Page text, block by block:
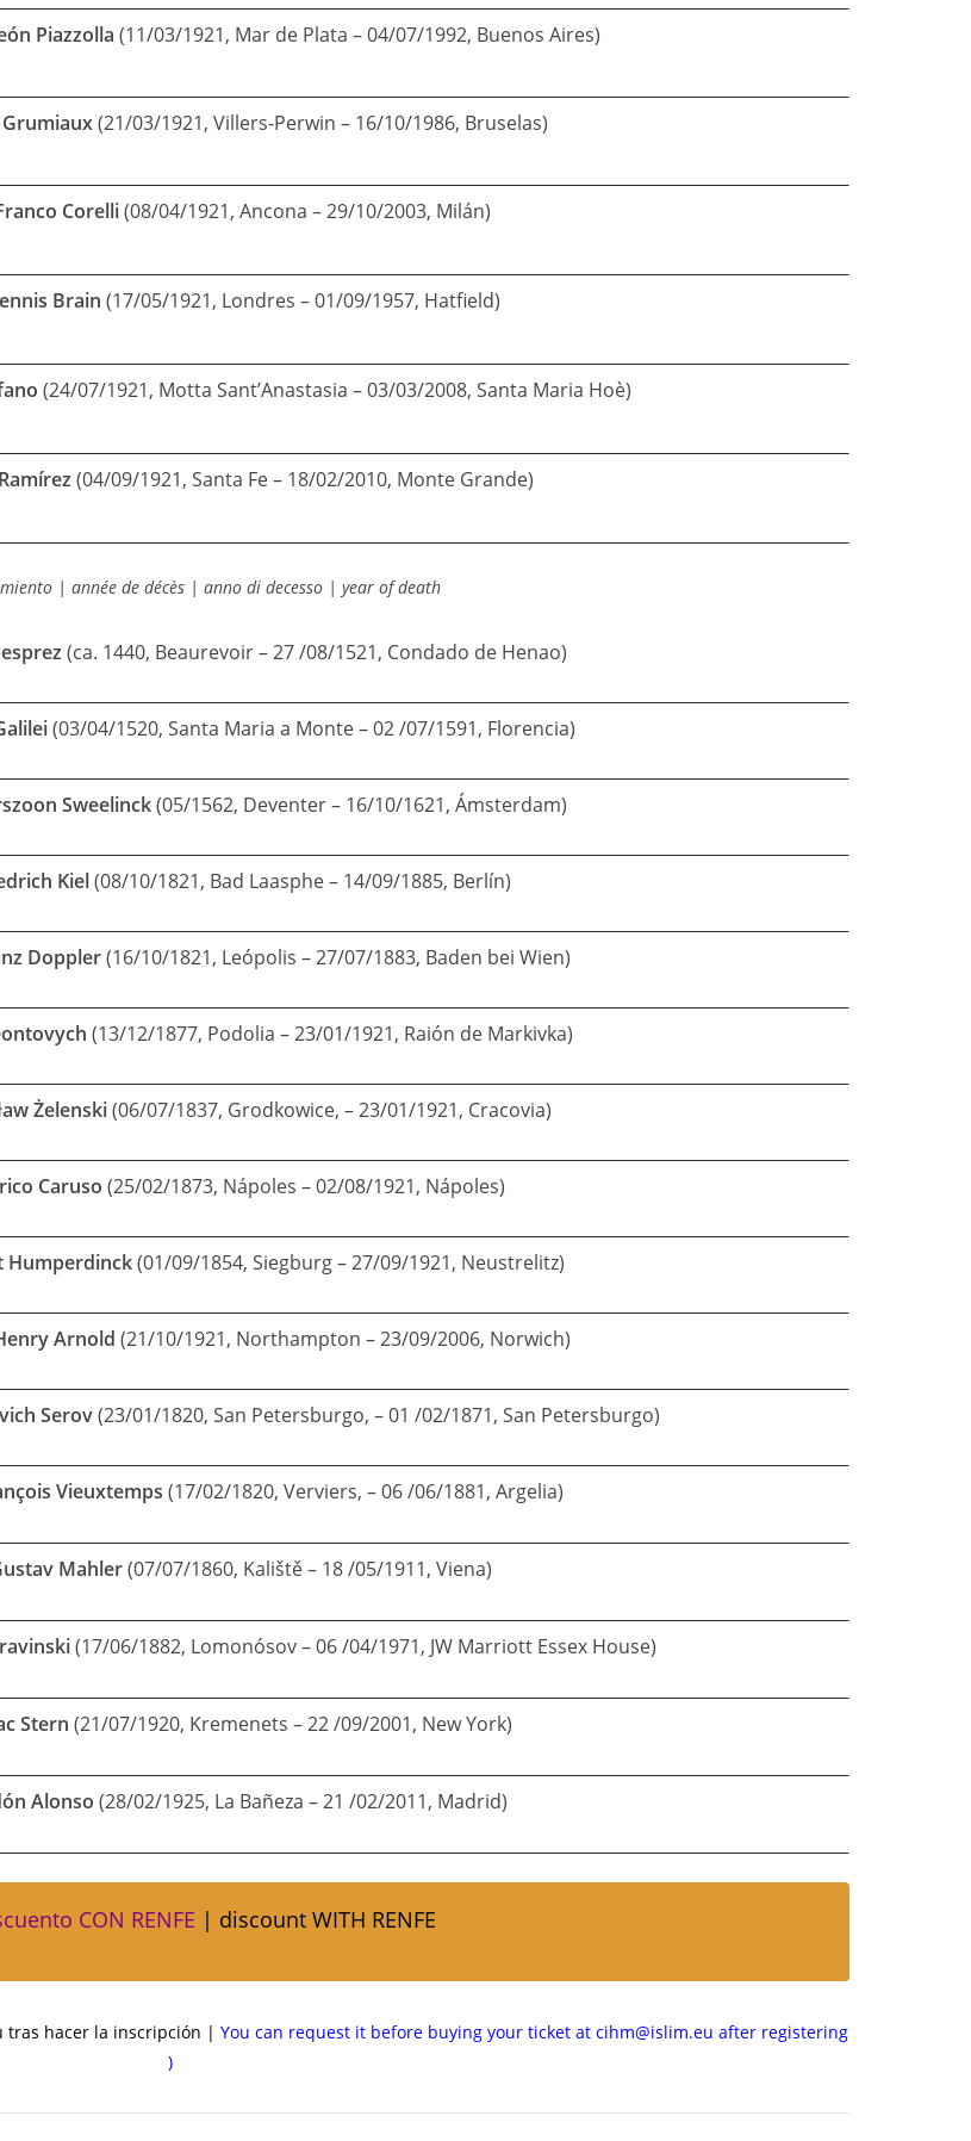
Piazzolla (11/03/1921, Mar de Plata – 04/07/1992, Buenos Aires)
(21/03/1921, Villers-Perwin – 16/10/1986, Bruselas)
Corelli(08/04/1921, Ancona – 29/10/2003, Milán)
Brain (17/05/1921, Londres – 01/09/1957, Hatfield)
(24/07/1921, Motta Sant’Anastasia – 03/03/2008, Santa Maria Hoè)
(04/09/1921, Santa Fe – 18/02/2010, Monte Grande)
| année de décès | anno di decesso | year of death
(ca. 1440, Beaurevoir – 27 /08/1521, Condado de Henao)
(03/04/1520, Santa Maria a Monte – 02 /07/1591, Florencia)
Sweelinck(05/1562, Deventer – 16/10/1621, Ámsterdam)
Kiel(08/10/1821, Bad Laasphe – 14/09/1885, Berlín)
Doppler(16/10/1821, Leópolis – 27/07/1883, Baden bei Wien)
(13/12/1877, Podolia – 23/01/1921, Raión de Markivka)
Żelenski(06/07/1837, Grodkowice, – 23/01/1921, Cracovia)
Caruso (25/02/1873, Nápoles – 02/08/1921, Nápoles)
Humperdinck(01/09/1854, Siegburg – 27/09/1921, Neustrelitz)
Arnold (21/10/1921, Northampton – 23/09/2006, Norwich)
Serov(23/01/1820, San Petersburgo, – 01 /02/1871, San Petersburgo)
Vieuxtemps (17/02/1820, Verviers, – 06 /06/1881, Argelia)
Mahler(07/07/1860, Kaliště – 18 /05/1911, Viena)
(17/06/1882, Lomonósov – 06 /04/1971, JW Marriott Essex House)
Stern (21/07/1920, Kremenets – 22 /09/2001, New York)
Alonso (28/02/1925, La Bañeza – 21 /02/2011, Madrid)
CON RENFE | discount WITH RENFE
tras hacer la inscripción | You can request it before buying your ticket at cihm@islim.eu after registering
)